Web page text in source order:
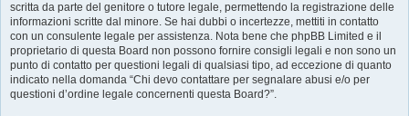
scritta da parte del genitore o tutore legale, permettendo la registrazione delle
informazioni scritte dal minore. Se hai dubbi o incertezze, mettiti in contatto
con un consulente legale per assistenza. Nota bene che phpBB Limited e il
proprietario di questa Board non possono fornire consigli legali e non sono un
punto di contatto per questioni legali di qualsiasi tipo, ad eccezione di quanto
indicato nella domanda “Chi devo contattare per segnalare abusi e/o per
questioni d’ordine legale concernenti questa Board?”.